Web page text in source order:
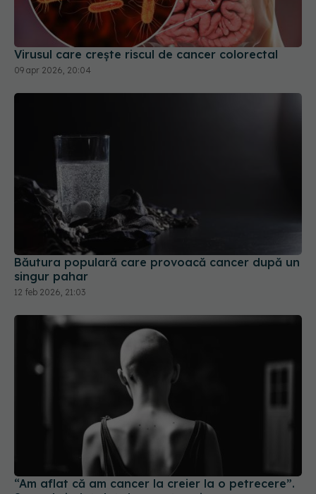
09 apr 2026, 20:04
Băutura populară care provoacă cancer după un
singur pahar
12 feb 2026, 21:03
“Am aflat că am cancer la creier la o petrecere”.
Semnul ciudat dat de menstruație
16 feb 2026, 17:32